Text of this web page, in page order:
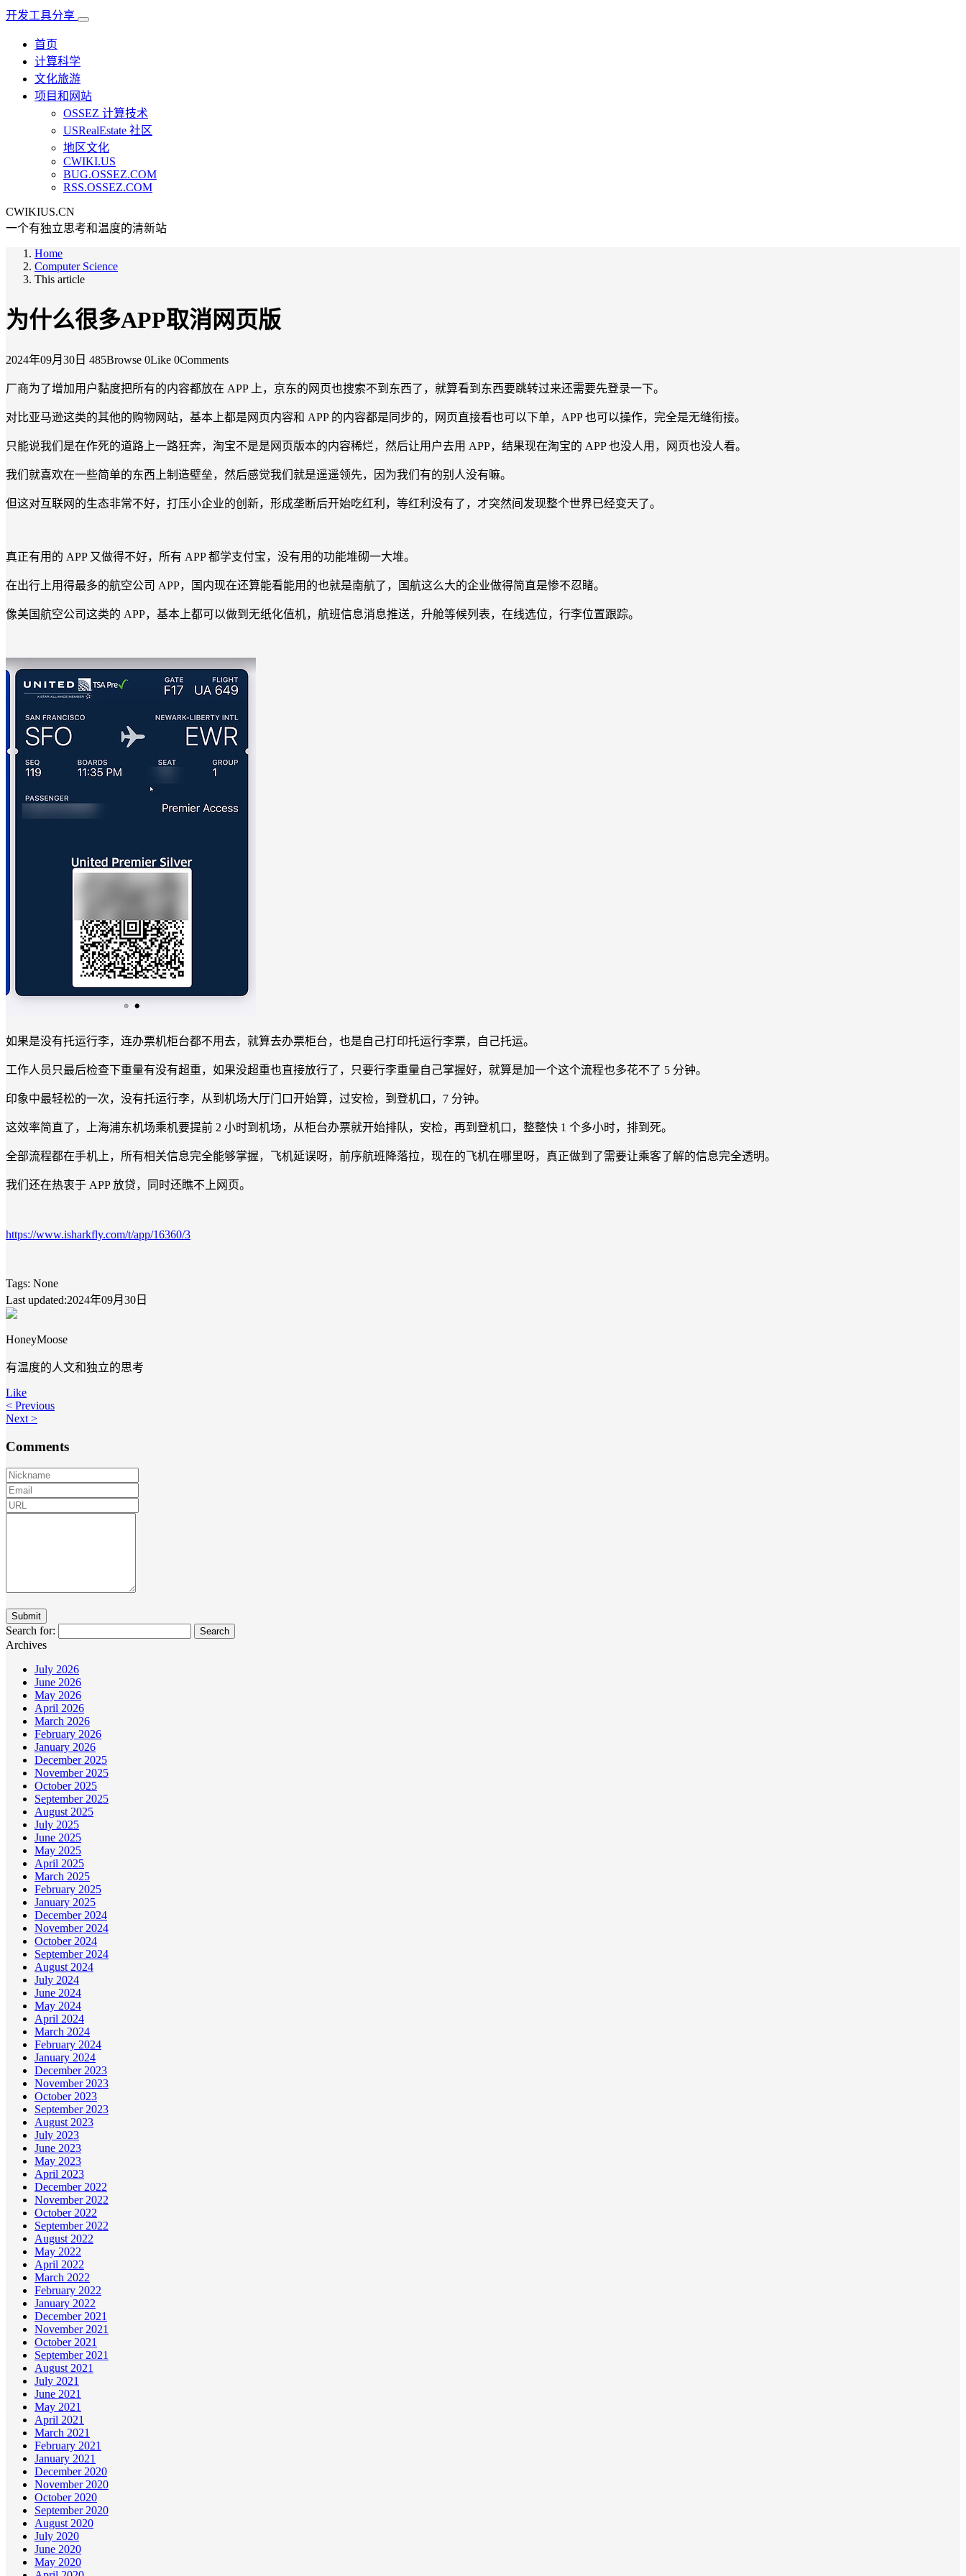
开发工具分享
首页
计算科学
文化旅游
项目和网站
OSSEZ 计算技术
USRealEstate 社区
地区文化
CWIKI.US
BUG.OSSEZ.COM
RSS.OSSEZ.COM
CWIKIUS.CN
一个有独立思考和温度的清新站
Home
Computer Science
This article
为什么很多APP取消网页版
2024年09月30日 485Browse 0Like 0Comments
厂商为了增加用户黏度把所有的内容都放在 APP 上，京东的网页也搜索不到东西了，就算看到东西要跳转过来还需要先登录一下。
对比亚马逊这类的其他的购物网站，基本上都是网页内容和 APP 的内容都是同步的，网页直接看也可以下单，APP 也可以操作，完全是无缝衔接。
只能说我们是在作死的道路上一路狂奔，淘宝不是是网页版本的内容稀烂，然后让用户去用 APP，结果现在淘宝的 APP 也没人用，网页也没人看。
我们就喜欢在一些简单的东西上制造壁垒，然后感觉我们就是遥遥领先，因为我们有的别人没有嘛。
但这对互联网的生态非常不好，打压小企业的创新，形成垄断后开始吃红利，等红利没有了，才突然间发现整个世界已经变天了。
真正有用的 APP 又做得不好，所有 APP 都学支付宝，没有用的功能堆砌一大堆。
在出行上用得最多的航空公司 APP，国内现在还算能看能用的也就是南航了，国航这么大的企业做得简直是惨不忍睹。
像美国航空公司这类的 APP，基本上都可以做到无纸化值机，航班信息消息推送，升舱等候列表，在线选位，行李位置跟踪。
如果是没有托运行李，连办票机柜台都不用去，就算去办票柜台，也是自己打印托运行李票，自己托运。
工作人员只最后检查下重量有没有超重，如果没超重也直接放行了，只要行李重量自己掌握好，就算是加一个这个流程也多花不了 5 分钟。
印象中最轻松的一次，没有托运行李，从到机场大厅门口开始算，过安检，到登机口，7 分钟。
这效率简直了，上海浦东机场乘机要提前 2 小时到机场，从柜台办票就开始排队，安检，再到登机口，整整快 1 个多小时，排到死。
全部流程都在手机上，所有相关信息完全能够掌握，飞机延误呀，前序航班降落拉，现在的飞机在哪里呀，真正做到了需要让乘客了解的信息完全透明。
我们还在热衷于 APP 放贷，同时还瞧不上网页。
https://www.isharkfly.com/t/app/16360/3
Tags: None
Last updated:2024年09月30日
HoneyMoose
有温度的人文和独立的思考
Like
< Previous
Next >
Comments
Search for:
Archives
July 2026
June 2026
May 2026
April 2026
March 2026
February 2026
January 2026
December 2025
November 2025
October 2025
September 2025
August 2025
July 2025
June 2025
May 2025
April 2025
March 2025
February 2025
January 2025
December 2024
November 2024
October 2024
September 2024
August 2024
July 2024
June 2024
May 2024
April 2024
March 2024
February 2024
January 2024
December 2023
November 2023
October 2023
September 2023
August 2023
July 2023
June 2023
May 2023
April 2023
December 2022
November 2022
October 2022
September 2022
August 2022
May 2022
April 2022
March 2022
February 2022
January 2022
December 2021
November 2021
October 2021
September 2021
August 2021
July 2021
June 2021
May 2021
April 2021
March 2021
February 2021
January 2021
December 2020
November 2020
October 2020
September 2020
August 2020
July 2020
June 2020
May 2020